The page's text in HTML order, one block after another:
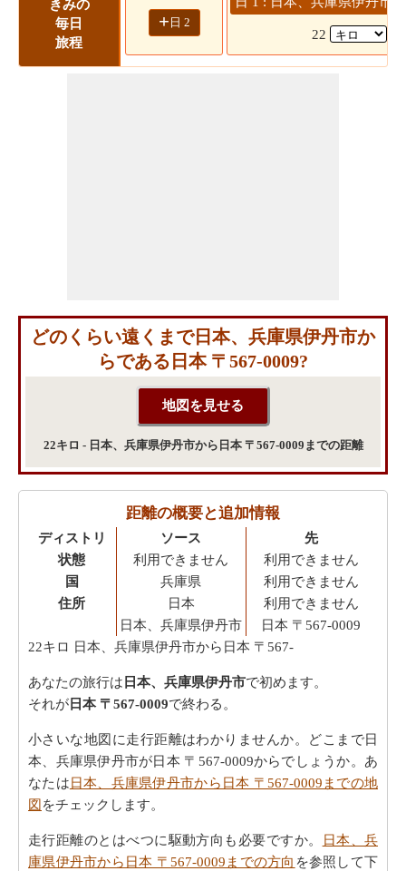
きみの
毎日
旅程
+ 日 2
22
どのくらい遠くまで日本、兵庫県伊丹市か
らである日本 〒567-0009?
22キロ - 日本、兵庫県伊丹市から日本 〒567-0009までの距離
距離の概要と追加情報
ディストリ
状態
国
住所
ソース
利用できません
兵庫県
日本
日本、兵庫県伊丹市
先
利用できません
利用できません
利用できません
日本 〒567-0009
22キロ 日本、兵庫県伊丹市から日本 〒567-
あなたの旅行は 日本、兵庫県伊丹市で初めます。
それが 日本 〒567-0009で終わる。
小さいな地図に走行距離はわかりませんか。どこまで日
本、兵庫県伊丹市が日本 〒567-0009からでしょうか。あ
なたは日本、兵庫県伊丹市から日本 〒567-0009までの地
図をチェックします。
走行距離のとはべつに駆動方向も必要ですか。
日本、兵
庫県伊丹市から日本 〒567-0009までの方向 を参照して下